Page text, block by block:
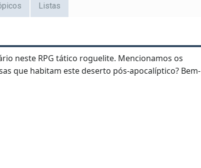
Listas
neste RPG tático roguelite. Mencionamos os
que habitam este deserto pós-apocalíptico? Bem-